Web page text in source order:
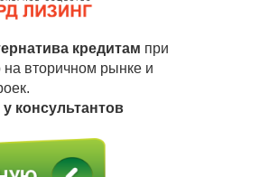
кредитам при
на вторичном рынке и
у консультантов